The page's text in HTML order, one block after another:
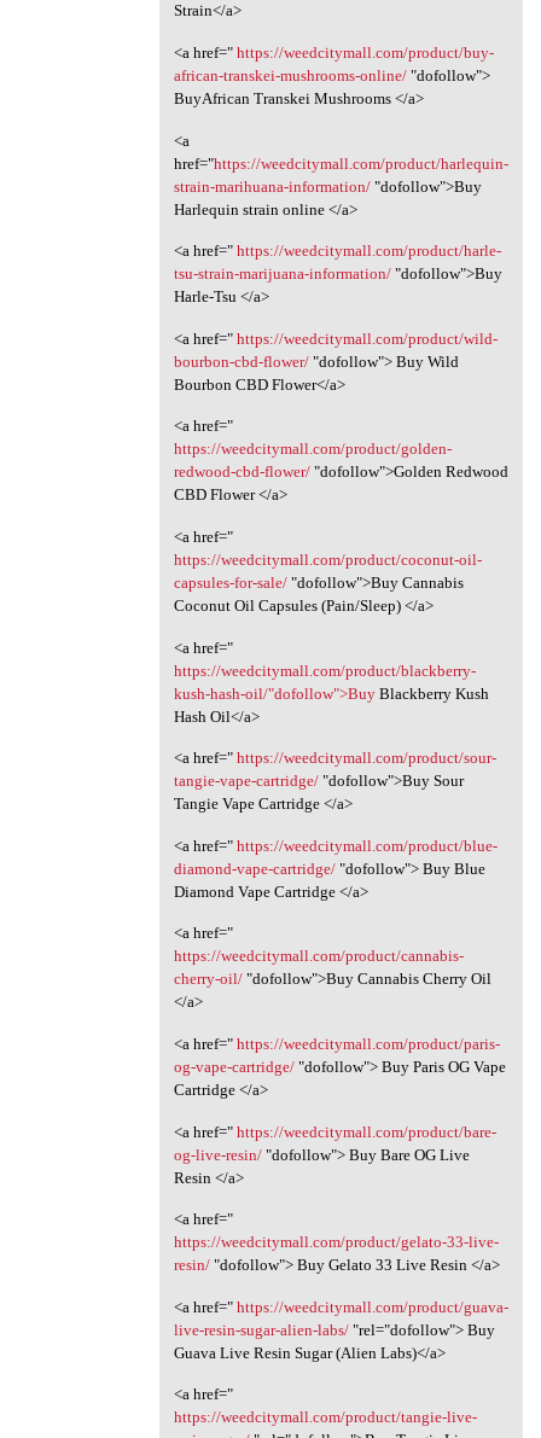
Strain</a>
<a href=" https://weedcitymall.com/product/buy-
african-transkei-mushrooms-online/"dofollow">
BuyAfrican Transkei Mushrooms </a>
<a
href="https://weedcitymall.com/product/harlequin-
strain-marihuana-information/"dofollow">Buy
Harlequin strain online </a>
<a href=" https://weedcitymall.com/product/harle-
tsu-strain-marijuana-information/"dofollow">Buy
Harle-Tsu </a>
<a href=" https://weedcitymall.com/product/wild-
bourbon-cbd-flower/"dofollow"> Buy Wild
Bourbon CBD Flower</a>
<a href="
https://weedcitymall.com/product/golden-
redwood-cbd-flower/"dofollow">Golden Redwood
CBD Flower </a>
<a href="
https://weedcitymall.com/product/coconut-oil-
capsules-for-sale/"dofollow">Buy Cannabis
Coconut Oil Capsules (Pain/Sleep) </a>
<a href="
https://weedcitymall.com/product/blackberry-
kush-hash-oil/"dofollow">BuyBlackberry Kush
Hash Oil</a>
<a href=" https://weedcitymall.com/product/sour-
tangie-vape-cartridge/"dofollow">Buy Sour
Tangie Vape Cartridge </a>
<a href=" https://weedcitymall.com/product/blue-
diamond-vape-cartridge/"dofollow"> Buy Blue
Diamond Vape Cartridge </a>
<a href="
https://weedcitymall.com/product/cannabis-
cherry-oil/"dofollow">Buy Cannabis Cherry Oil
</a>
<a href=" https://weedcitymall.com/product/paris-
og-vape-cartridge/"dofollow"> Buy Paris OG Vape
Cartridge </a>
<a href=" https://weedcitymall.com/product/bare-
og-live-resin/"dofollow"> Buy Bare OG Live
Resin </a>
<a href="
https://weedcitymall.com/product/gelato-33-live-
resin/"dofollow"> Buy Gelato 33 Live Resin </a>
<a href=" https://weedcitymall.com/product/guava-
live-resin-sugar-alien-labs/"rel="dofollow"> Buy
Guava Live Resin Sugar (Alien Labs)</a>
<a href="
https://weedcitymall.com/product/tangie-live-